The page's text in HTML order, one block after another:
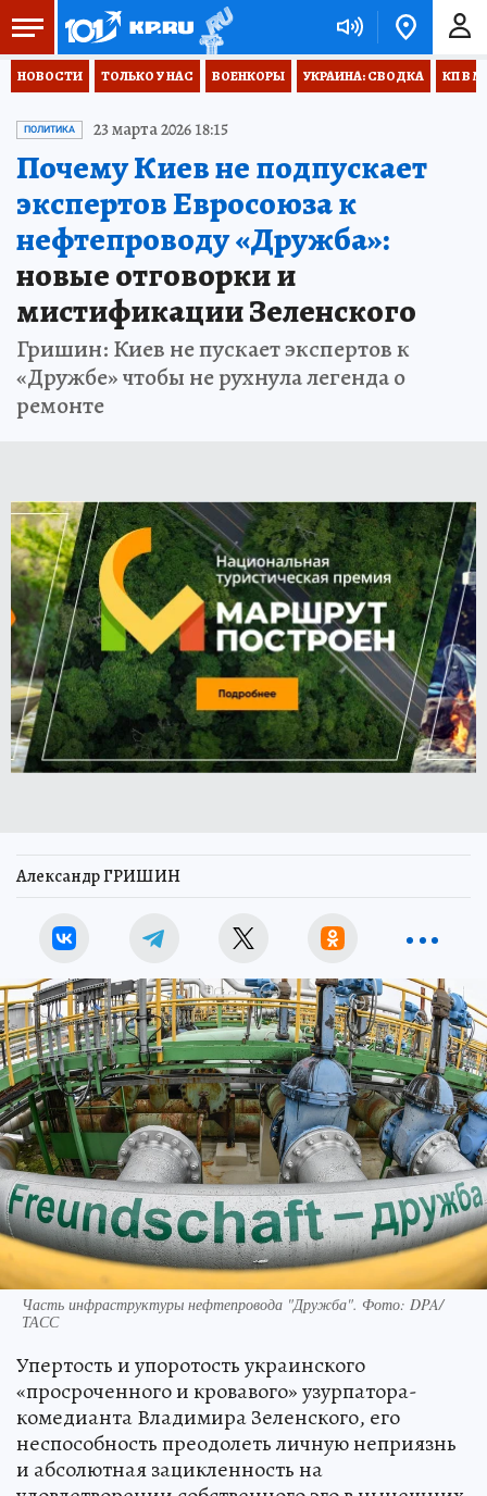
НОВОСТИ ТОЛЬКО У НАС ВОЕНКОРЫ УКРАИНА: СВОДКА КП В
ПОЛИТИКА 23 марта 2026 18:15
Почему Киев не подпускает
экспертов Евросоюза к
нефтепроводу «Дружба»:
новые отговорки и
мистификации Зеленского
Гришин: Киев не пускает экспертов к
«Дружбе» чтобы не рухнула легенда о
ремонте
Александр ГРИШИН
Часть инфраструктуры нефтепровода "Дружба". Фото: DPA/
ТАСС
Упертость и упоротость украинского
«просроченного и кровавого» узурпатора-
комедианта Владимира Зеленского, его
неспособность преодолеть личную неприязнь
и абсолютная зацикленность на